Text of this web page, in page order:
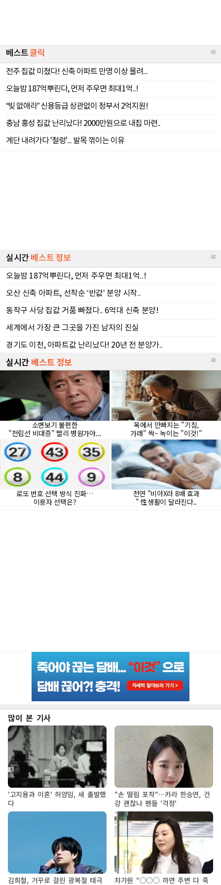
많이 본 기사
'고지용과 이혼' 허양임, 새 출발했
다
"손 떨림 포착"…카라 한승연, 건
강 괜찮나 팬들 '걱정'
김희철, 거꾸로 걸린 광복절 태극
차가원 "○○○ 까면 주변 다 죽